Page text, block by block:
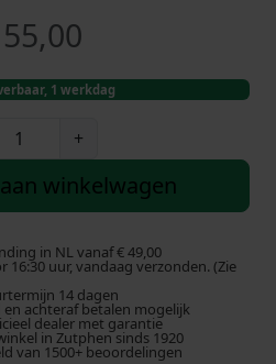
1 werkdag
+
winkelwagen
in NL vanaf € 49,00
16:30 uur, vandaag verzonden. (Zie
14 dagen
en achteraf betalen mogelijk
dealer met garantie
in Zutphen sinds 1920
van 1500+ beoordelingen